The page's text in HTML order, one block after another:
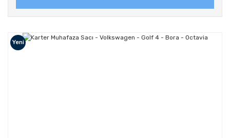
Yeni